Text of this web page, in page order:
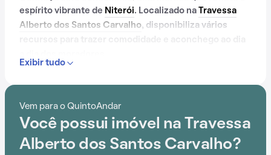
espírito vibrante de Niterói. Localizado na
Travessa
Alberto dos Santos Carvalho, disponibiliza vários
Contando com portaria 24 horas, elevador, academia,
brinquedoteca, este condomínio é preparado para
atender às necessidades dos moradores que buscam
lazer e conforto em um só lugar.
Exibir tudo
Vem para o QuintoAndar
Você possui imóvel na Travessa
Alberto dos Santos Carvalho?